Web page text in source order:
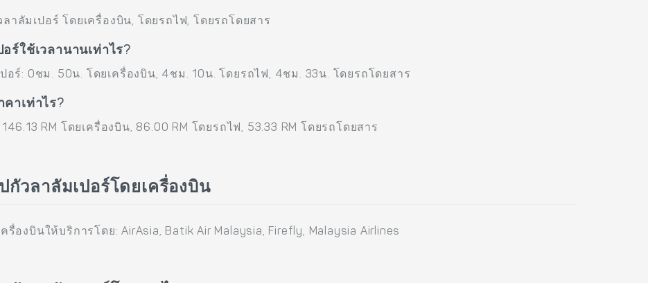
ลัมเปอร์ โดยเครื่องบิน, โดยรถไฟ, โดยรถโดยสาร
ร์ใช้เวลานานเท่าไร?
อร์: 0ชม. 50น. โดยเครื่องบิน, 4ชม. 10น. โดยรถไฟ, 4ชม. 33น. โดยรถโดยสาร
าเท่าไร?
RM โดยเครื่องบิน, 86.00 RM โดยรถไฟ, 53.33 RM โดยรถโดยสาร
กัวลาลัมเปอร์โดยเครื่องบิน
องบินให้บริการโดย: AirAsia, Batik Air Malaysia, Firefly, Malaysia Airlines